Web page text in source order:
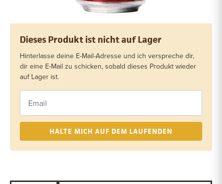
Dieses Produkt ist nicht auf Lager
Hinterlasse deine E-Mail-Adresse und ich verspreche dir,
dir eine E-Mail zu schicken, sobald dieses Produkt wieder
auf Lager ist.
HALTE MICH AUF DEM LAUFENDEN